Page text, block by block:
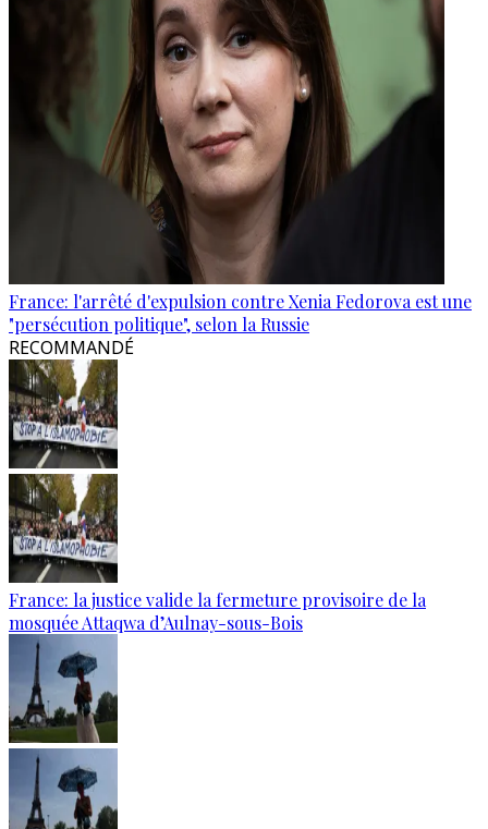
France: l'arrêté d'expulsion contre Xenia Fedorova est une
"persécution politique", selon la Russie
RECOMMANDÉ
France: la justice valide la fermeture provisoire de la
mosquée Attaqwa d’Aulnay-sous-Bois